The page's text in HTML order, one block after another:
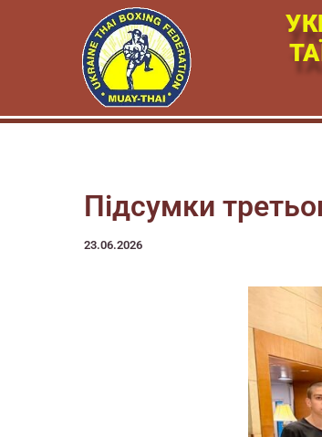
содержимому
Підсумки
23.06.2026